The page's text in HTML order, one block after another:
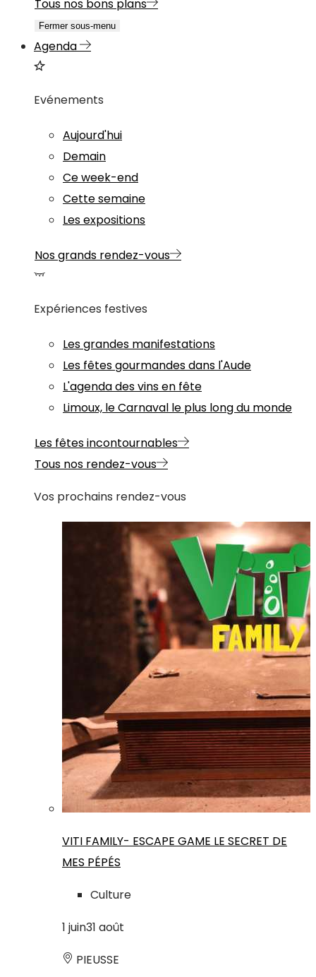
Tous nos bons plans
Fermer sous-menu
Agenda
Evénements
Aujourd'hui
Demain
Ce week-end
Cette semaine
Les expositions
Nos grands rendez-vous
Expériences festives
Les grandes manifestations
Les fêtes gourmandes dans l'Aude
L'agenda des vins en fête
Limoux, le Carnaval le plus long du monde
Les fêtes incontournables
Tous nos rendez-vous
Vos prochains rendez-vous
VITI FAMILY- ESCAPE GAME LE SECRET DE
MES PÉPÉS
Culture
1 juin31 août
PIEUSSE